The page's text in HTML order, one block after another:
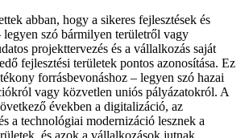
abban, hogy a sikeres fejlesztések és
legyen szó bármilyen területről vagy
projekttervezés és a vállalkozás saját
fejlesztési területek pontos azonosítása. Ez
forrásbevonáshoz – legyen szó hazai
vagy közvetlen uniós pályázatokról. A
években a digitalizáció, az
a technológiai modernizáció lesznek a
és azok a vállalkozások jutnak